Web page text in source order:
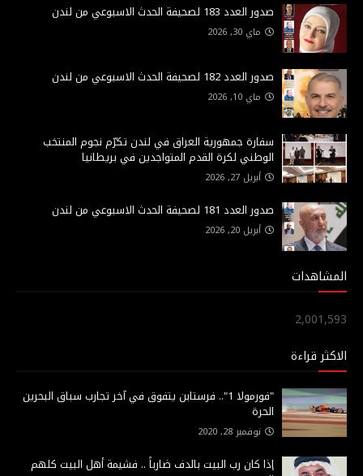
صدور العدد 183 لصحيفة الحدث الاسبوعي من لندن
ماي 30, 2026
صدور العدد 182 لصحيفة الحدث الاسبوعي من لندن
ماي 10, 2026
سفارة جمهورية العراق في لندن تكرّم نجوم المنتخب
الوطني لكرة القدم المتواجدين في بريطانيا
أبريل 27, 2026
صدور العدد 181 لصحيفة الحدث الاسبوعي من لندن
أبريل 20, 2026
المشاهدات
2,001,593
الاكثر قراءة
"فورمولا 1".. فرستابن يتفوق في آخر تجارب سباق البحرين
الحرة
نوفمبر 28, 2020
إذا كان رب البيت بالدف ضارباً .. فشيمة أهل البيت كلهم